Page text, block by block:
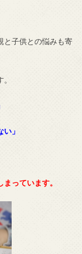
と子供との悩みも寄
」
っています。